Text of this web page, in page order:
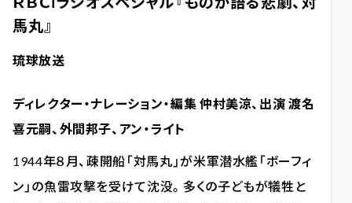
馬丸』
琉球放送
ディレクター・ナレーション・編集 仲村美涼、出演 渡名
喜元嗣、外間邦子、アン・ライト
1944年８月、疎開船「対馬丸」が米軍潜水艦「ボーフィ
ン」の魚雷攻撃を受けて沈没。多くの子どもが犠牲と